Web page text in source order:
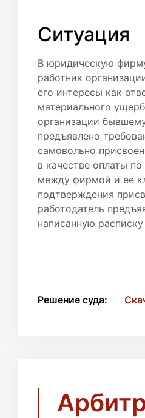
Ситуация
В юридическую
работник
его интересы как
материального
организации
предъявлено
самовольно
в качестве оплаты
между фирмой и ее
подтверждения
работодатель
написанную
Решение суда: